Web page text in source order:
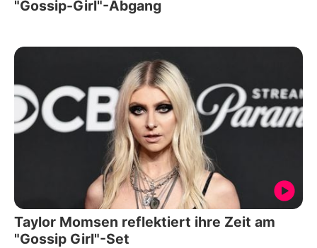
"Gossip-Girl"-Abgang
Taylor Momsen reflektiert ihre Zeit am
"Gossip Girl"-Set